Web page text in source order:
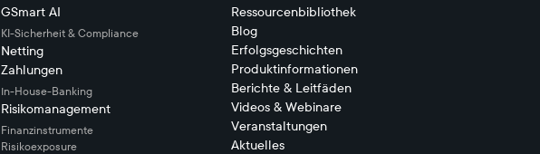
GSmart AI
KI-Sicherheit & Compliance
Netting
Zahlungen
In-House-Banking
Risikomanagement
Finanzinstrumente
Risikoexposure
Ressourcenbibliothek
Blog
Erfolgsgeschichten
Produktinformationen
Berichte & Leitfäden
Videos & Webinare
Veranstaltungen
Aktuelles